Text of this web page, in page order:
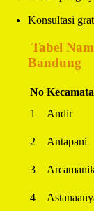
Konsultasi
Tabel
Bandung
No
1
Andir
2
Antapani
3
4